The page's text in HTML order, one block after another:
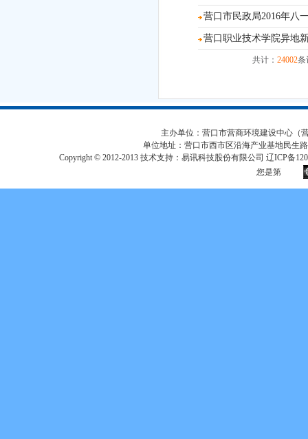
营口市民政局2016年八
营口职业技术学院异地
共计： 24002条
主办单位：营口市营商环境建设中心（
单位地址：营口市西市区沿海产业基地民生
Copyright © 2012-2013 技术支持：易讯科技股份有限公司 辽ICP备
您是第